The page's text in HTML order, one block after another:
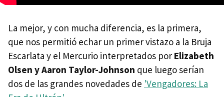
La mejor, y con mucha diferencia, es la primera,
que nos permitió echar un primer vistazo a la Bruja
Escarlata y el Mercurio interpretados por Elizabeth
Olsen y Aaron Taylor-Johnson que luego serían
dos de las grandes novedades de 'Vengadores: La